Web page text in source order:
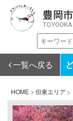
一覧へ戻る
HOME > 但東エリア >